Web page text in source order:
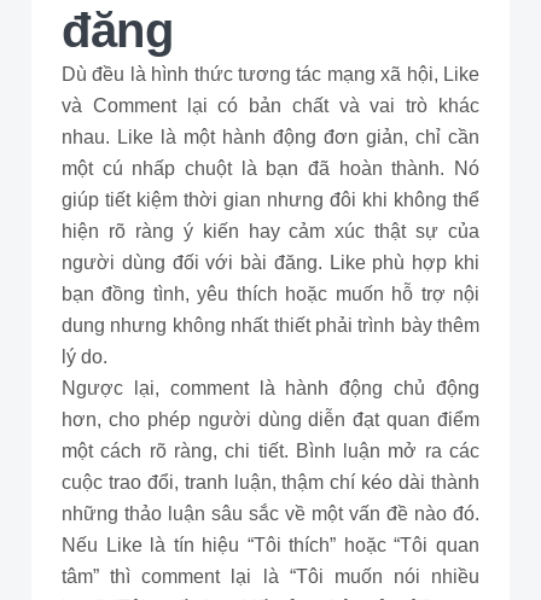
đăng
Dù đều là hình thức tương tác mạng xã hội, Like
và Comment lại có bản chất và vai trò khác
nhau. Like là một hành động đơn giản, chỉ cần
một cú nhấp chuột là bạn đã hoàn thành. Nó
giúp tiết kiệm thời gian nhưng đôi khi không thể
hiện rõ ràng ý kiến hay cảm xúc thật sự của
người dùng đối với bài đăng. Like phù hợp khi
bạn đồng tình, yêu thích hoặc muốn hỗ trợ nội
dung nhưng không nhất thiết phải trình bày thêm
lý do.
Ngược lại, comment là hành động chủ động
hơn, cho phép người dùng diễn đạt quan điểm
một cách rõ ràng, chi tiết. Bình luận mở ra các
cuộc trao đổi, tranh luận, thậm chí kéo dài thành
những thảo luận sâu sắc về một vấn đề nào đó.
Nếu Like là tín hiệu “Tôi thích” hoặc “Tôi quan
tâm” thì comment lại là “Tôi muốn nói nhiều